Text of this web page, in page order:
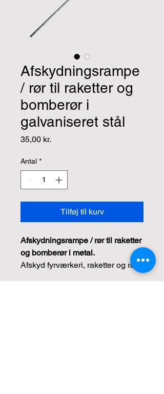
Afskydningsrampe
/ rør til raketter og
bomberør i
galvaniseret stål
35,00 kr.
Antal *
Tilføj til kurv
Afskydningsrampe / rør til raketter
og bomberør i metal.
Afskyd fyrværkeri, raketter og rør